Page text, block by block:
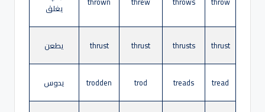
يغلق
thrust
thrusts
thrust
thrust يطعن
tread
treads
trod
trodden يدوس